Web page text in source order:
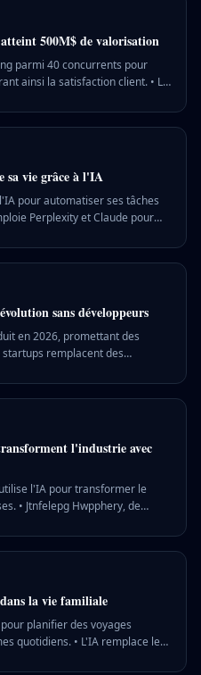
500M$ de valorisation
parmi 40 concurrents pour
ainsi la satisfaction client. • La
• Vapi gère actuellement
avec plus d'un milliard
c'est important : Vapi se
clients, renforçant ainsi leur
sa vie grâce à l'IA
pour automatiser ses tâches
Perplexity et Claude pour
à l'avance, évitant les conflits
c'est important : L'IA
débordés, optimisant leur
sans développeurs
en 2026, promettant des
startups remplacent des
modèles IA d'OpenAI et
la réalité est plus complexe. 💡
pour le « vibe coding »
le secteur tech.l'industrie avec
l'IA pour transformer le
• Jtnfelepg Hwpphery, de
à VW, développe une
industrielles. 💡
européens montrent
locale et la
la vie familiale
planifier des voyages
quotidiens. • L'IA remplace les